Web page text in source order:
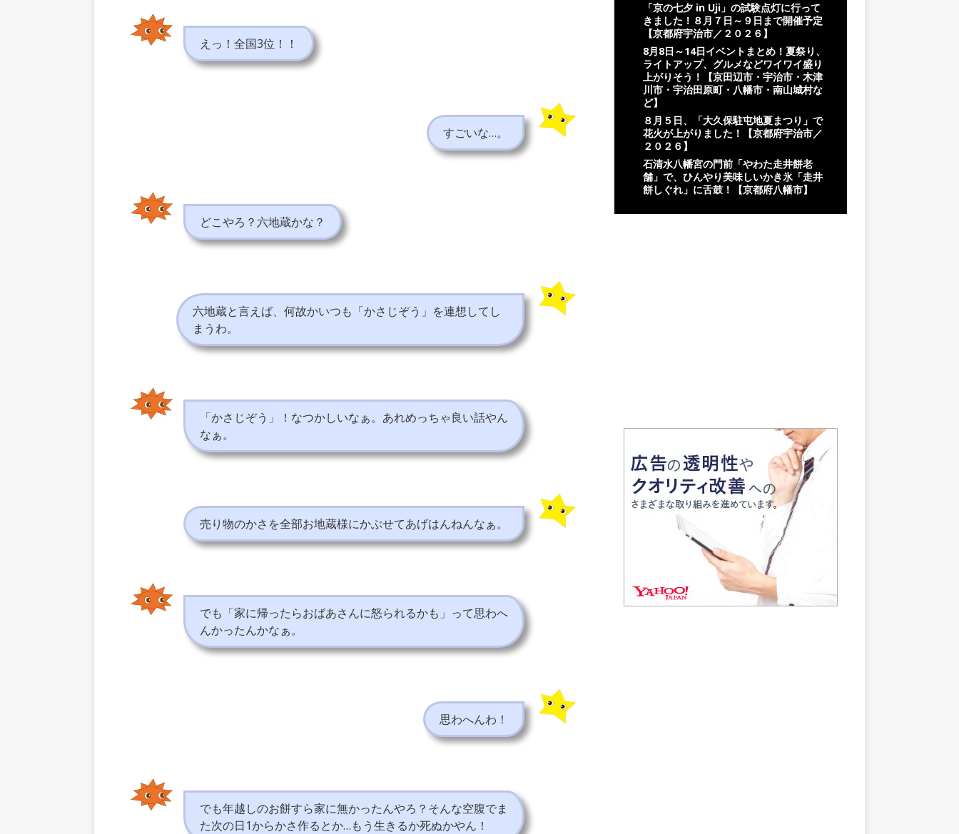
えっ！全国3位！！
すごいな…。
どこやろ？六地蔵かな？
六地蔵と言えば、何故かいつも「かさじぞう」を連想してし
まうわ。
「かさじぞう」！なつかしいなぁ。あれめっちゃ良い話やん
なぁ。
売り物のかさを全部お地蔵様にかぶせてあげはんねんなぁ。
でも「家に帰ったらおばあさんに怒られるかも」って思わへ
んかったんかなぁ。
思わへんわ！
でも年越しのお餅すら家に無かったんやろ？そんな空腹でま
た次の日1からかさ作るとか…もう生きるか死ぬかやん！
「京の七夕 in Uji」の試験点灯に行って
きました！８月７日～９日まで開催予定
【京都府宇治市／２０２６】
8月8日～14日イベントまとめ！夏祭り、
ライトアップ、グルメなどワイワイ盛り
上がりそう！【京田辺市・宇治市・木津
川市・宇治田原町・八幡市・南山城村な
ど】
８月５日、「大久保駐屯地夏まつり」で
花火が上がりました！【京都府宇治市／
２０２６】
石清水八幡宮の門前「やわた走井餅老
舗」で、ひんやり美味しいかき氷「走井
餅しぐれ」に舌鼓！【京都府八幡市】